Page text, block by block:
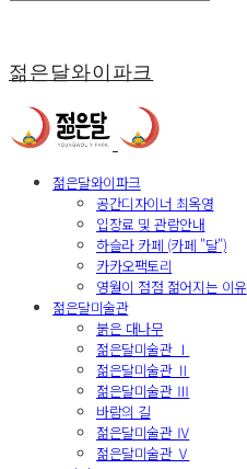
젊은달와이파크
젊은달와이파크
공간디자이너 최옥영
입장료 및 관람안내
하슬라 카페 (카페 "달")
카카오팩토리
영월이 점점 젊어지는 이유
젊은달미술관
붉은 대나무
젊은달미술관 Ⅰ
젊은달미술관 Ⅱ
젊은달미술관 Ⅲ
바람의 길
젊은달미술관 Ⅳ
젊은달미술관 Ⅴ